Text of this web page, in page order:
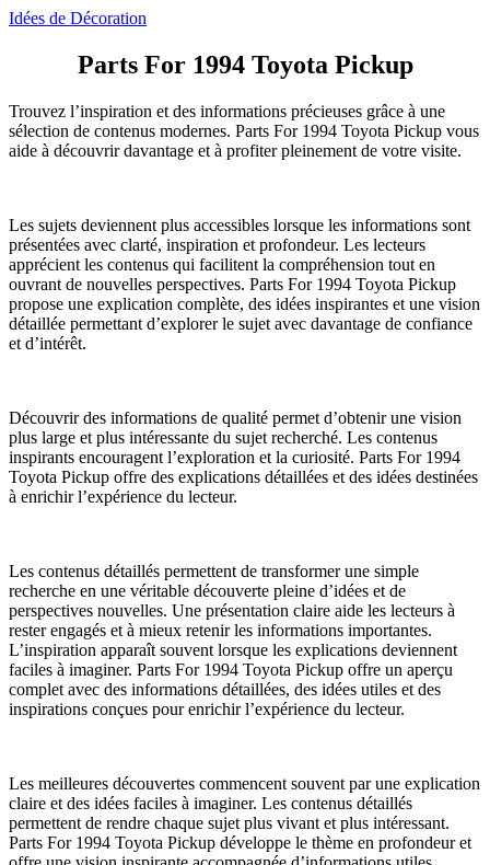
Idées de Décoration
Parts For 1994 Toyota Pickup
Trouvez l’inspiration et des informations précieuses grâce à une
sélection de contenus modernes. Parts For 1994 Toyota Pickup vous
aide à découvrir davantage et à profiter pleinement de votre visite.
Les sujets deviennent plus accessibles lorsque les informations sont
présentées avec clarté, inspiration et profondeur. Les lecteurs
apprécient les contenus qui facilitent la compréhension tout en
ouvrant de nouvelles perspectives. Parts For 1994 Toyota Pickup
propose une explication complète, des idées inspirantes et une vision
détaillée permettant d’explorer le sujet avec davantage de confiance
et d’intérêt.
Découvrir des informations de qualité permet d’obtenir une vision
plus large et plus intéressante du sujet recherché. Les contenus
inspirants encouragent l’exploration et la curiosité. Parts For 1994
Toyota Pickup offre des explications détaillées et des idées destinées
à enrichir l’expérience du lecteur.
Les contenus détaillés permettent de transformer une simple
recherche en une véritable découverte pleine d’idées et de
perspectives nouvelles. Une présentation claire aide les lecteurs à
rester engagés et à mieux retenir les informations importantes.
L’inspiration apparaît souvent lorsque les explications deviennent
faciles à imaginer. Parts For 1994 Toyota Pickup offre un aperçu
complet avec des informations détaillées, des idées utiles et des
inspirations conçues pour enrichir l’expérience du lecteur.
Les meilleures découvertes commencent souvent par une explication
claire et des idées faciles à imaginer. Les contenus détaillés
permettent de rendre chaque sujet plus vivant et plus intéressant.
Parts For 1994 Toyota Pickup développe le thème en profondeur et